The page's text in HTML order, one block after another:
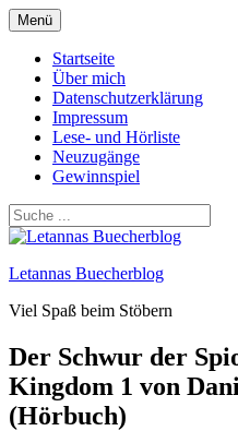
Zum
Inhalt
springen
Menü
Startseite
Über mich
Datenschutzerklärung
Impressum
Lese- und Hörliste
Neuzugänge
Gewinnspiel
Letannas Buecherblog
Viel Spaß beim Stöbern
Der Schwur der
Kingdom 1 von
(Hörbuch)